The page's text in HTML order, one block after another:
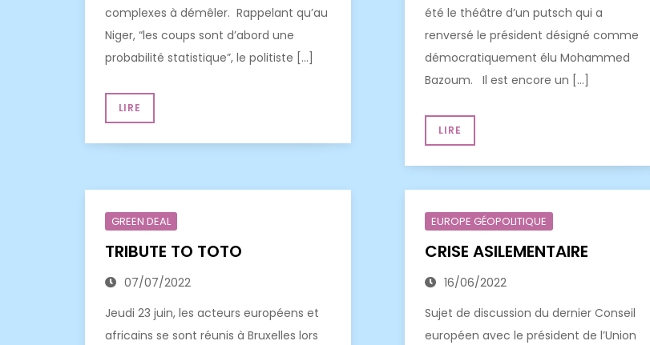
complexes à démêler. Rappelant qu’au
Niger, “les coups sont d’abord une
probabilité statistique”, le politiste […]
LIRE
été le théâtre d’un putsch qui a
renversé le président désigné comme
démocratiquement élu Mohammed
Bazoum. Il est encore un […]
LIRE
GREEN DEAL
TRIBUTE TO TOTO
07/07/2022
Jeudi 23 juin, les acteurs européens et
africains se sont réunis à Bruxelles lors
EUROPE GÉOPOLITIQUE
CRISE ASILEMENTAIRE
16/06/2022
Sujet de discussion du dernier Conseil
européen avec le président de l’Union